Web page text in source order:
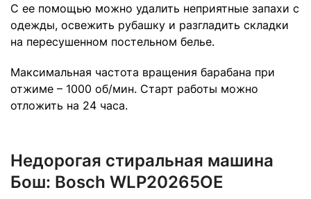
С ее помощью можно удалить неприятные запахи с
одежды, освежить рубашку и разгладить складки
на пересушенном постельном белье.
Максимальная частота вращения барабана при
отжиме – 1000 об/мин. Старт работы можно
отложить на 24 часа.
Недорогая стиральная машина
Бош: Bosch WLP20265OE